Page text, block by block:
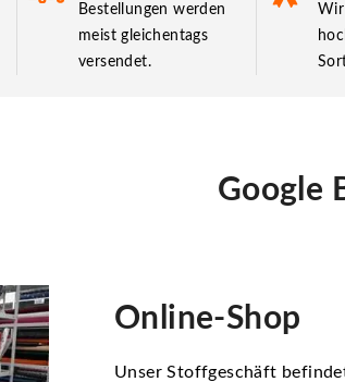
Bestellungen werden
meist gleichentags
versendet.
Google
Online-Shop
Unser Stoffgeschäft